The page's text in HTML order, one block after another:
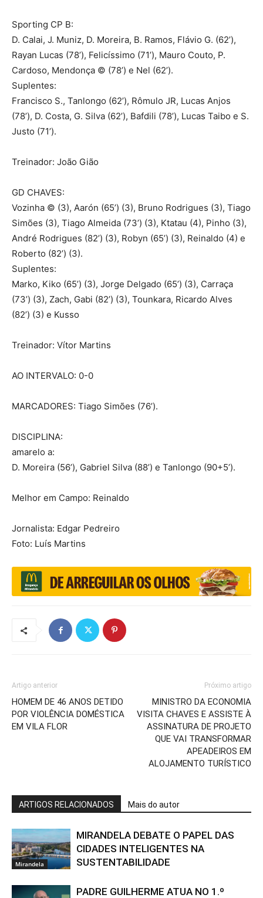
Sporting CP B:
D. Calai, J. Muniz, D. Moreira, B. Ramos, Flávio G. (62’),
Rayan Lucas (78’), Felicíssimo (71’), Mauro Couto, P.
Cardoso, Mendonça © (78’) e Nel (62’).
Suplentes:
Francisco S., Tanlongo (62’), Rômulo JR, Lucas Anjos
(78’), D. Costa, G. Silva (62’), Bafdili (78’), Lucas Taibo e S.
Justo (71’).
Treinador: João Gião
GD CHAVES:
Vozinha © (3), Aarón (65’) (3), Bruno Rodrigues (3), Tiago
Simões (3), Tiago Almeida (73’) (3), Ktatau (4), Pinho (3),
André Rodrigues (82’) (3), Robyn (65’) (3), Reinaldo (4) e
Roberto (82’) (3).
Suplentes:
Marko, Kiko (65’) (3), Jorge Delgado (65’) (3), Carraça
(73’) (3), Zach, Gabi (82’) (3), Tounkara, Ricardo Alves
(82’) (3) e Kusso
Treinador: Vítor Martins
AO INTERVALO: 0-0
MARCADORES: Tiago Simões (76’).
DISCIPLINA:
amarelo a:
D. Moreira (56’), Gabriel Silva (88’) e Tanlongo (90+5’).
Melhor em Campo: Reinaldo
Jornalista: Edgar Pedreiro
Foto: Luís Martins
Artigo anterior
HOMEM DE 46 ANOS DETIDO
POR VIOLÊNCIA DOMÉSTICA
EM VILA FLOR
Próximo artigo
MINISTRO DA ECONOMIA
VISITA CHAVES E ASSISTE À
ASSINATURA DE PROJETO
QUE VAI TRANSFORMAR
APEADEIROS EM
ALOJAMENTO TURÍSTICO
ARTIGOS RELACIONADOS Mais do autor
Mirandela
MIRANDELA DEBATE O PAPEL DAS
CIDADES INTELIGENTES NA
SUSTENTABILIDADE
PADRE GUILHERME ATUA NO 1.º